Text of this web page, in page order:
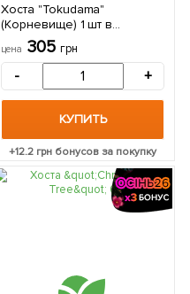
Хоста "Tokudama"
(Корневище) 1 шт в
упаковке
цена 305 грн
- +
КУПИТЬ
+12.2грн бонусов за покупку